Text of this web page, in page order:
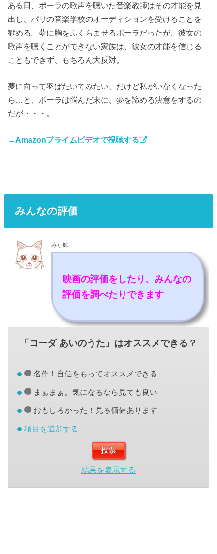
ある日、ポーラの歌声を聴いた音楽教師はその才能を見
出し、パリの音楽学校のオーディションを受けることを
勧める。夢に胸をふくらませるポーラだったが、彼女の
歌声を聴くことができない家族は、彼女の才能を信じる
こともできず、もちろん大反対。
夢に向って羽ばたいてみたい、だけど私がいなくなった
ら…と、ポーラは悩んだ末に、夢を諦める決意をするの
だが・・・。
→Amazonプライムビデオで視聴する
みんなの評価
みぃ姉
映画の評価をしたり、みんなの
評価を調べたりできます
「コーダ あいのうた」はオススメできる？
名作！自信をもってオススメできる
まぁまぁ。気になるなら見ても良い
おもしろかった！見る価値あります
項目を追加する
結果を表示する